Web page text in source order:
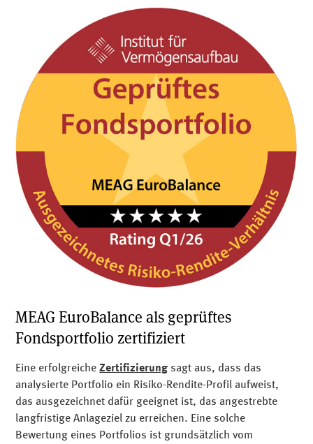
MEAG EuroBalance als geprüftes
Fondsportfolio zertifiziert
Eine erfolgreicheZertifizierung sagt aus, dass das
analysierte Portfolio ein Risiko-Rendite-Profil aufweist,
das ausgezeichnet dafür geeignet ist, das angestrebte
langfristige Anlageziel zu erreichen. Eine solche
Bewertung eines Portfolios ist grundsätzlich vom